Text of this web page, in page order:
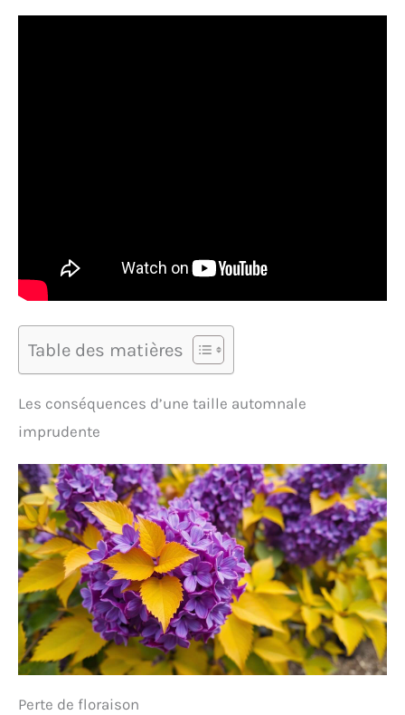
Table des matières
Les conséquences d’une taille automnale
imprudente
Perte de floraison